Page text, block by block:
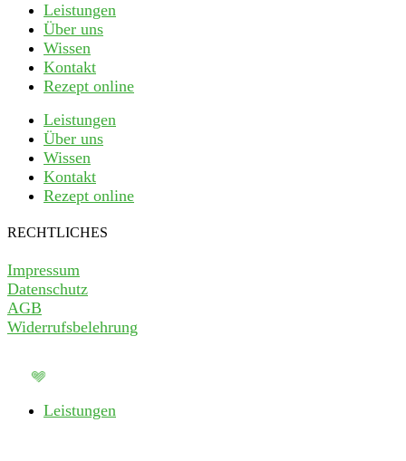
Leistungen
Über uns
Wissen
Kontakt
Rezept online
Leistungen
Über uns
Wissen
Kontakt
Rezept online
RECHTLICHES
Impressum
Datenschutz
AGB
Widerrufsbelehrung
Leistungen